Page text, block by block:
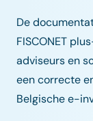
De
FISCONET
adviseurs en
een correcte
Belgische e-